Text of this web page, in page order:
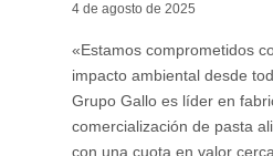
4 de agosto de 2025
«Estamos comprometidos
impacto ambiental desde
Grupo Gallo es líder en
comercialización de pasta
con una cuota en valor